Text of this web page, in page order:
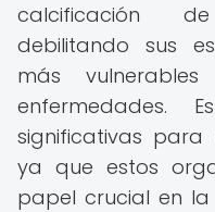
calcificación
debilitando sus
más
enfermedades.
significativas para
ya que estos
papel crucial en